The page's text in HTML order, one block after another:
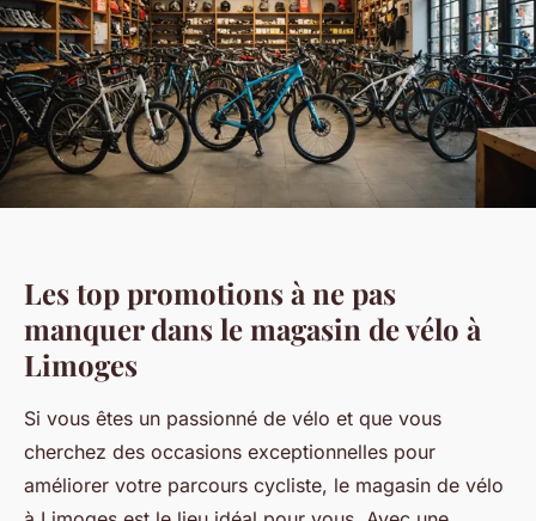
Les top promotions à ne pas
manquer dans le magasin de vélo à
Limoges
Si vous êtes un passionné de vélo et que vous
cherchez des occasions exceptionnelles pour
améliorer votre parcours cycliste, le magasin de vélo